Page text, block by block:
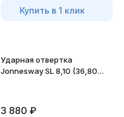
Купить в 1 клик
Ударная отвертка
Jonnesway SL 8,10 (36,80
3 880 ₽